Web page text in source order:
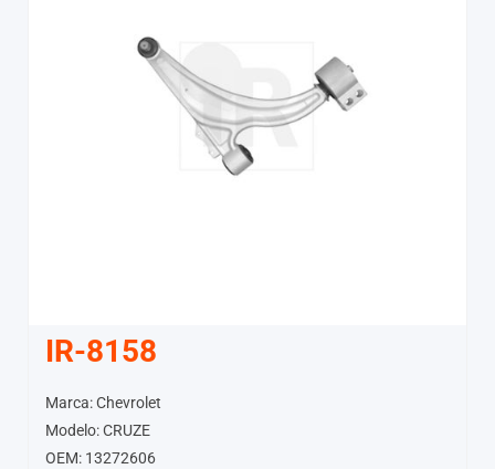
IR-8158
Marca: Chevrolet
Modelo: CRUZE
OEM: 13272606